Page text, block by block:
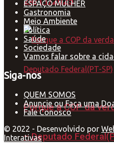
Porque a COP da
– Deputado
ESPAÇO MULHER
Gastronomia
Meio Ambiente
Política
Saúde
Sociedade
Vamos falar sobre a
Siga-nos
QUEM SOMOS
Anuncie ou Faça uma
Fale Conosco
© 2022 - Desenvolvido por
Interativas